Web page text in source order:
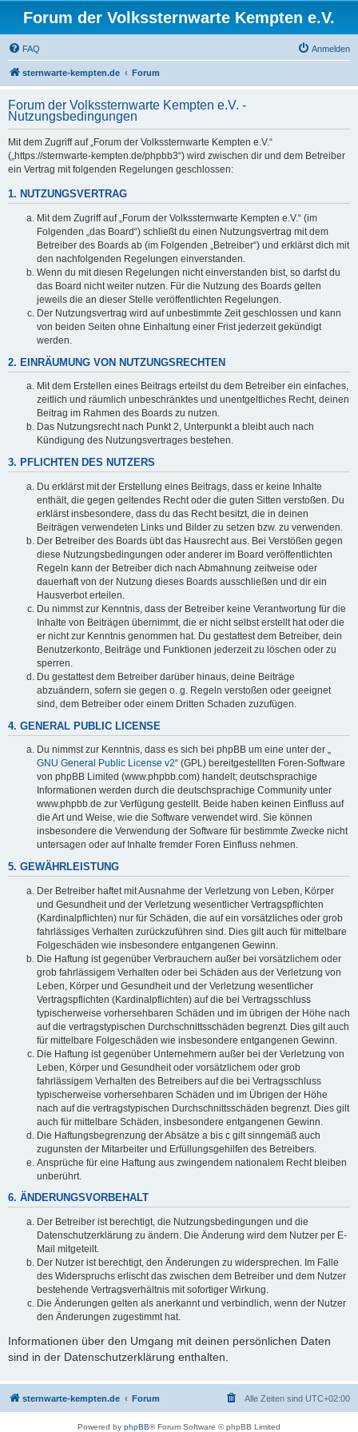
Forum der Volkssternwarte Kempten e.V.
FAQ Anmelden
sternwarte-kempten.de Forum
Forum der Volkssternwarte Kempten e.V. -
Nutzungsbedingungen
Mit dem Zugriff auf „Forum der Volkssternwarte Kempten e.V.“
(„https://sternwarte-kempten.de/phpbb3“) wird zwischen dir und dem Betreiber
ein Vertrag mit folgenden Regelungen geschlossen:
1. NUTZUNGSVERTRAG
Mit dem Zugriff auf „Forum der Volkssternwarte Kempten e.V.“ (im
Folgenden „das Board“) schließt du einen Nutzungsvertrag mit dem
Betreiber des Boards ab (im Folgenden „Betreiber“) und erklärst dich mit
den nachfolgenden Regelungen einverstanden.
Wenn du mit diesen Regelungen nicht einverstanden bist, so darfst du
das Board nicht weiter nutzen. Für die Nutzung des Boards gelten
jeweils die an dieser Stelle veröffentlichten Regelungen.
Der Nutzungsvertrag wird auf unbestimmte Zeit geschlossen und kann
von beiden Seiten ohne Einhaltung einer Frist jederzeit gekündigt
werden.
2. EINRÄUMUNG VON NUTZUNGSRECHTEN
Mit dem Erstellen eines Beitrags erteilst du dem Betreiber ein einfaches,
zeitlich und räumlich unbeschränktes und unentgeltliches Recht, deinen
Beitrag im Rahmen des Boards zu nutzen.
Das Nutzungsrecht nach Punkt 2, Unterpunkt a bleibt auch nach
Kündigung des Nutzungsvertrages bestehen.
3. PFLICHTEN DES NUTZERS
Du erklärst mit der Erstellung eines Beitrags, dass er keine Inhalte
enthält, die gegen geltendes Recht oder die guten Sitten verstoßen. Du
erklärst insbesondere, dass du das Recht besitzt, die in deinen
Beiträgen verwendeten Links und Bilder zu setzen bzw. zu verwenden.
Der Betreiber des Boards übt das Hausrecht aus. Bei Verstößen gegen
diese Nutzungsbedingungen oder anderer im Board veröffentlichten
Regeln kann der Betreiber dich nach Abmahnung zeitweise oder
dauerhaft von der Nutzung dieses Boards ausschließen und dir ein
Hausverbot erteilen.
Du nimmst zur Kenntnis, dass der Betreiber keine Verantwortung für die
Inhalte von Beiträgen übernimmt, die er nicht selbst erstellt hat oder die
er nicht zur Kenntnis genommen hat. Du gestattest dem Betreiber, dein
Benutzerkonto, Beiträge und Funktionen jederzeit zu löschen oder zu
sperren.
Du gestattest dem Betreiber darüber hinaus, deine Beiträge
abzuändern, sofern sie gegen o. g. Regeln verstoßen oder geeignet
sind, dem Betreiber oder einem Dritten Schaden zuzufügen.
4. GENERAL PUBLIC LICENSE
Du nimmst zur Kenntnis, dass es sich bei phpBB um eine unter der „
GNU General Public License v2“ (GPL) bereitgestellten Foren-Software
von phpBB Limited (www.phpbb.com) handelt; deutschsprachige
Informationen werden durch die deutschsprachige Community unter
www.phpbb.de zur Verfügung gestellt. Beide haben keinen Einfluss auf
die Art und Weise, wie die Software verwendet wird. Sie können
insbesondere die Verwendung der Software für bestimmte Zwecke nicht
untersagen oder auf Inhalte fremder Foren Einfluss nehmen.
5. GEWÄHRLEISTUNG
Der Betreiber haftet mit Ausnahme der Verletzung von Leben, Körper
und Gesundheit und der Verletzung wesentlicher Vertragspflichten
(Kardinalpflichten) nur für Schäden, die auf ein vorsätzliches oder grob
fahrlässiges Verhalten zurückzuführen sind. Dies gilt auch für mittelbare
Folgeschäden wie insbesondere entgangenen Gewinn.
Die Haftung ist gegenüber Verbrauchern außer bei vorsätzlichem oder
grob fahrlässigem Verhalten oder bei Schäden aus der Verletzung von
Leben, Körper und Gesundheit und der Verletzung wesentlicher
Vertragspflichten (Kardinalpflichten) auf die bei Vertragsschluss
typischerweise vorhersehbaren Schäden und im übrigen der Höhe nach
auf die vertragstypischen Durchschnittsschäden begrenzt. Dies gilt auch
für mittelbare Folgeschäden wie insbesondere entgangenen Gewinn.
Die Haftung ist gegenüber Unternehmern außer bei der Verletzung von
Leben, Körper und Gesundheit oder vorsätzlichem oder grob
fahrlässigem Verhalten des Betreibers auf die bei Vertragsschluss
typischerweise vorhersehbaren Schäden und im Übrigen der Höhe
nach auf die vertragstypischen Durchschnittsschäden begrenzt. Dies gilt
auch für mittelbare Schäden, insbesondere entgangenen Gewinn.
Die Haftungsbegrenzung der Absätze a bis c gilt sinngemäß auch
zugunsten der Mitarbeiter und Erfüllungsgehilfen des Betreibers.
Ansprüche für eine Haftung aus zwingendem nationalem Recht bleiben
unberührt.
6. ÄNDERUNGSVORBEHALT
Der Betreiber ist berechtigt, die Nutzungsbedingungen und die
Datenschutzerklärung zu ändern. Die Änderung wird dem Nutzer per E-
Mail mitgeteilt.
Der Nutzer ist berechtigt, den Änderungen zu widersprechen. Im Falle
des Widerspruchs erlischt das zwischen dem Betreiber und dem Nutzer
bestehende Vertragsverhältnis mit sofortiger Wirkung.
Die Änderungen gelten als anerkannt und verbindlich, wenn der Nutzer
den Änderungen zugestimmt hat.
Informationen über den Umgang mit deinen persönlichen Daten
sind in der Datenschutzerklärung enthalten.
sternwarte-kempten.de Forum Alle Zeiten sind UTC+02:00
Powered by phpBB® Forum Software © phpBB Limited